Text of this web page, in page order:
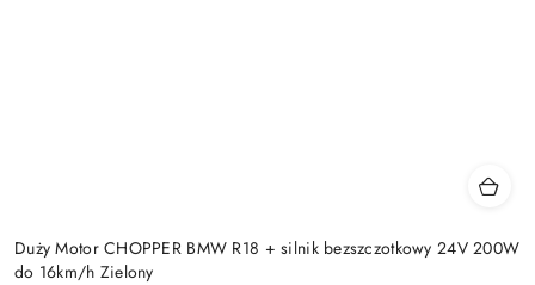
Duży Motor CHOPPER BMW R18 + silnik bezszczotkowy 24V 200W
do 16km/h Zielony